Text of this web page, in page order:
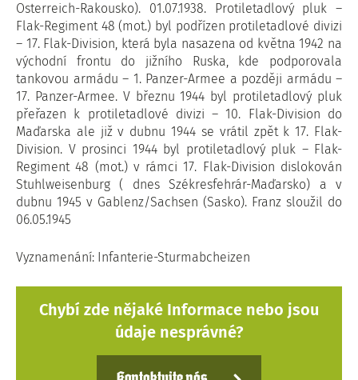
Osterreich-Rakousko). 01.07.1938. Protiletadlový pluk –
Flak-Regiment 48 (mot.) byl podřízen protiletadlové divizi
– 17. Flak-Division, která byla nasazena od května 1942 na
východní frontu do jižního Ruska, kde podporovala
tankovou armádu – 1. Panzer-Armee a později armádu –
17. Panzer-Armee. V březnu 1944 byl protiletadlový pluk
přeřazen k protiletadlové divizi – 10. Flak-Division do
Maďarska ale již v dubnu 1944 se vrátil zpět k 17. Flak-
Division. V prosinci 1944 byl protiletadlový pluk – Flak-
Regiment 48 (mot.) v rámci 17. Flak-Division dislokován
Stuhlweisenburg ( dnes Székresfehrár-Maďarsko) a v
dubnu 1945 v Gablenz/Sachsen (Sasko). Franz sloužil do
06.05.1945
Vyznamenání: Infanterie-Sturmabcheizen
Chybí zde nějaké Informace nebo jsou
údaje nesprávné?